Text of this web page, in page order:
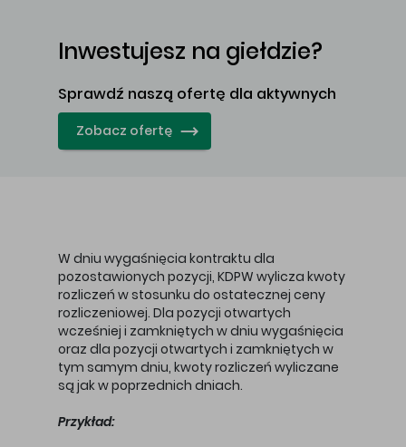
Inwestujesz na giełdzie?
Sprawdź naszą ofertę dla aktywnych
Zobacz ofertę
W dniu wygaśnięcia kontraktu dla
pozostawionych pozycji, KDPW wylicza kwoty
rozliczeń w stosunku do ostatecznej ceny
rozliczeniowej. Dla pozycji otwartych
wcześniej i zamkniętych w dniu wygaśnięcia
oraz dla pozycji otwartych i zamkniętych w
tym samym dniu, kwoty rozliczeń wyliczane
są jak w poprzednich dniach.
Przykład: